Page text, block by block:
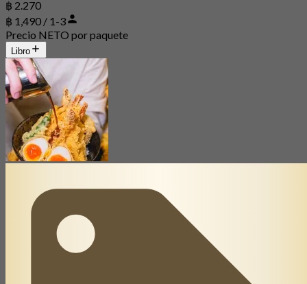
฿ 2.270
฿ 1,490 / 1-3
Precio NETO por paquete
Libro